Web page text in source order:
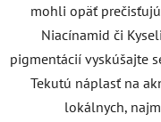
mohli opäť
Niacínamid či
pigmentácií vyskúšajte
Tekutú náplasť na
lokálnych,